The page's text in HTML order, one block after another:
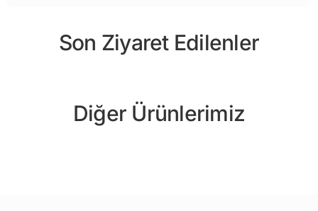
Son Ziyaret Edilenler
Diğer Ürünlerimiz